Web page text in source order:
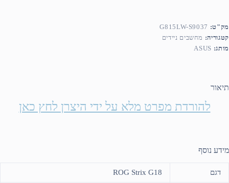
מק"ט: G815LW-S9037
קטגוריה: מחשבים ניידים
מותג: ASUS
תיאור
להורדת מפרט מלא על ידי היצרן לחץ כאן
מידע נוסף
דגם ROG Strix G18